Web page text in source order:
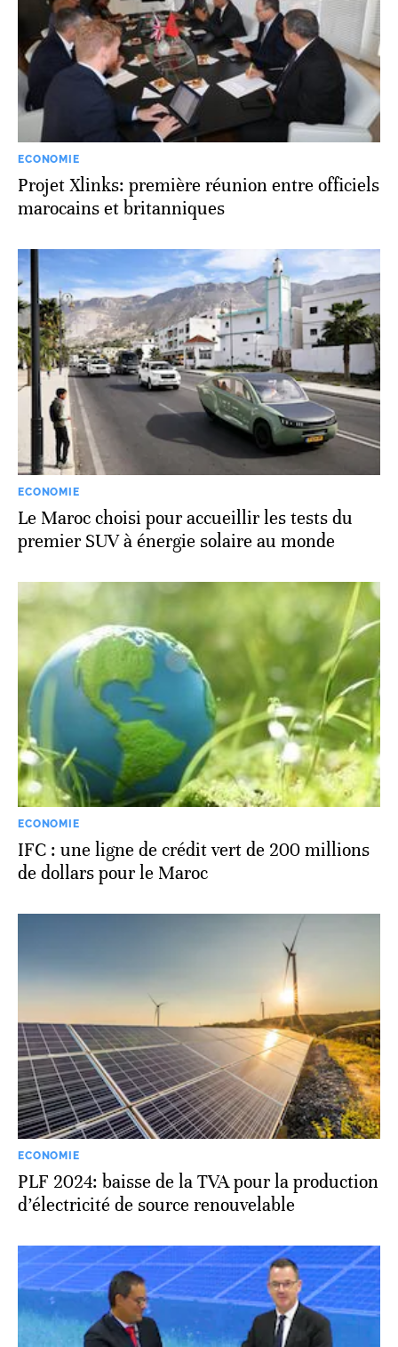
ECONOMIE
Projet Xlinks: première réunion entre officiels
marocains et britanniques
ECONOMIE
Le Maroc choisi pour accueillir les tests du
premier SUV à énergie solaire au monde
ECONOMIE
IFC : une ligne de crédit vert de 200 millions
de dollars pour le Maroc
ECONOMIE
PLF 2024: baisse de la TVA pour la production
d’électricité de source renouvelable